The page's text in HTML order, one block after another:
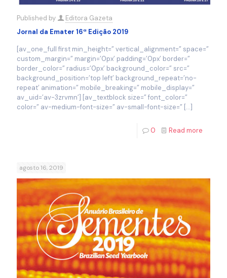
Published by
Editora Gazeta
Jornal da Emater 16ª Edição 2019
[av_one_full first min_height=” vertical_alignment=” space=”
custom_margin=” margin=’0px’ padding=’0px’ border=”
border_color=” radius=’0px’ background_color=” src=”
background_position=’top left’ background_repeat=’no-
repeat’ animation=” mobile_breaking=” mobile_display=”
av_uid=’av-3zrvmn’] [av_textblock size=” font_color=”
color=” av-medium-font-size=” av-small-font-size=” […]
0 Read more
agosto 16, 2019